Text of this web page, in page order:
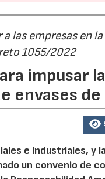
las empresas en
1055/2022
impusar
envases
e industriales, y
un convenio de